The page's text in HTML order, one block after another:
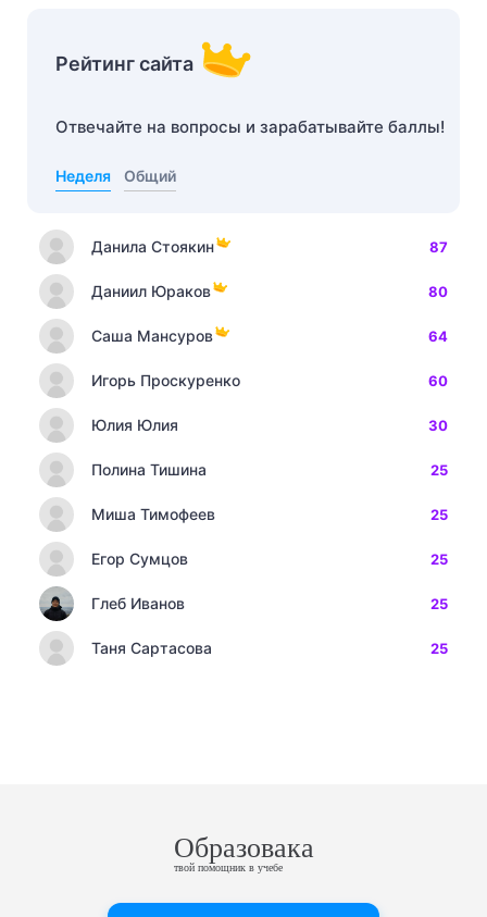
Рейтинг сайта
Отвечайте на вопросы и зарабатывайте баллы!
Неделя Общий
Данила Стоякин 87
Даниил Юраков 80
Саша Мансуров 64
Игорь Проскуренко 60
Юлия Юлия 30
Полина Тишина 25
Миша Тимофеев 25
Егор Сумцов 25
Глеб Иванов 25
Таня Сартасова 25
Образовака
твой помощник в учебе